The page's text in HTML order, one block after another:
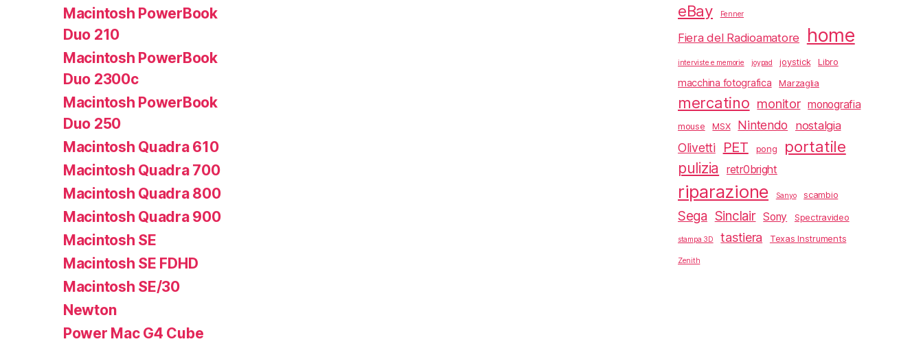
Macintosh PowerBook
Duo 210
Macintosh PowerBook
Duo 2300c
Macintosh PowerBook
Duo 250
Macintosh Quadra 610
Macintosh Quadra 700
Macintosh Quadra 800
Macintosh Quadra 900
Macintosh SE
Macintosh SE FDHD
Macintosh SE/30
Newton
Power Mac G4 Cube
eBay Fenner
Fiera del Radioamatore home
interviste e memorie joypad joystick Libro
macchina fotografica Marzaglia
mercatino monitor monografia
mouse MSX Nintendo nostalgia
Olivetti PET pong portatile
pulizia retr0bright
riparazione Sanyo scambio
Sega Sinclair Sony Spectravideo
stampa 3D tastiera Texas Instruments
Zenith